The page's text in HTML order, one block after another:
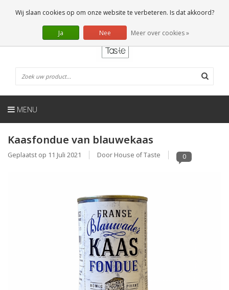
0 Artikelen
NL
MENU
Kaasfondue van blauwekaas
Geplaatst op 11 Juli 2021 Door House of Taste 0
Wij slaan cookies op om onze website te verbeteren. Is dat akkoord?
Ja Nee Meer over cookies »